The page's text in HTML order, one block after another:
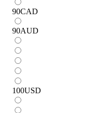
90CAD
90AUD
100USD